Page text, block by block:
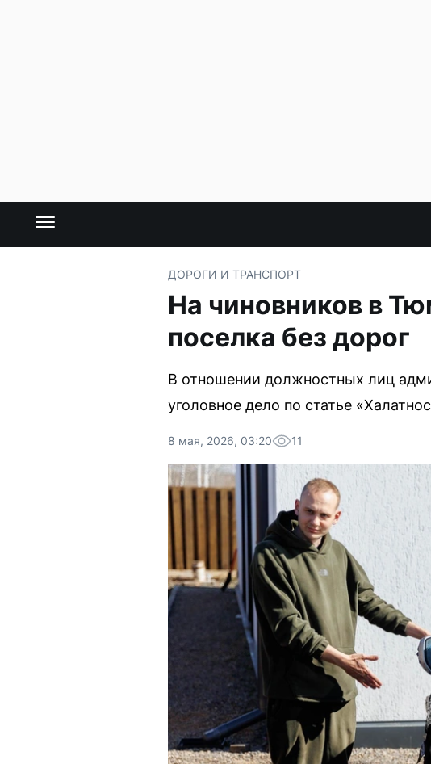
ДОРОГИ И ТРАНСПОРТ
На чиновников в
поселка без дорог
В отношении должностных лиц
уголовное дело по статье
8 мая, 2026, 03:20 11